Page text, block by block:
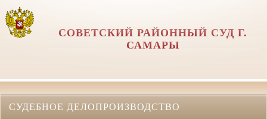
СОВЕТСКИЙ РАЙОННЫЙ СУД Г.
САМАРЫ
СУДЕБНОЕ ДЕЛОПРОИЗВОДСТВО